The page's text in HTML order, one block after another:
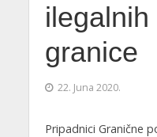
granice
22. Juna 2020.
Pripadnici Granične